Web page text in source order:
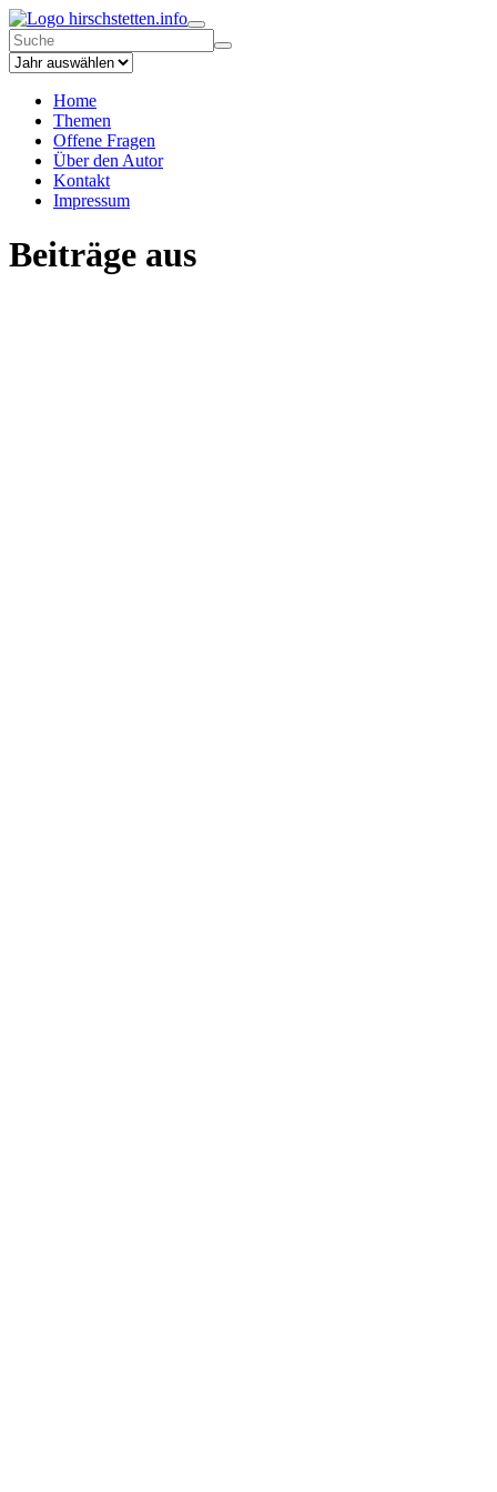
hirschstetten.info
Home
Themen
Offene Fragen
Über den Autor
Kontakt
Impressum
Beiträge aus